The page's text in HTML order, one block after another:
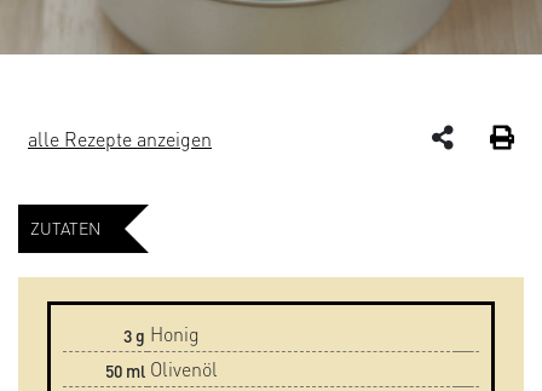
alle Rezepte anzeigen
ZUTATEN
3g Honig
50ml Olivenöl